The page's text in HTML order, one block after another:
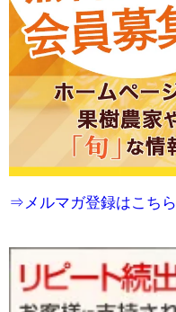
⇒メルマガ登録はこちら